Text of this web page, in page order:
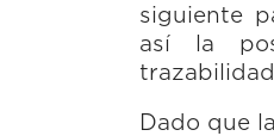
siguiente
así la
Dado que